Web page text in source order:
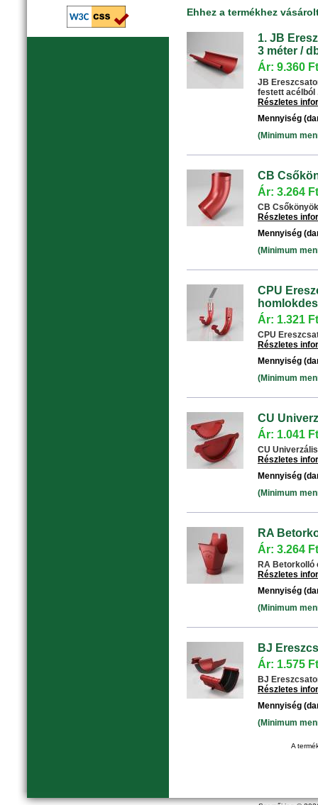
Ehhez a termékhez
1. JB
3 méter /
Ár: 9.360
JB
festett acélból
Részletes
Mennyiség
(Minimum
CB
Ár: 3.264
CB Csőkönyök
Részletes
Mennyiség
(Minimum
CPU
Ár: 1.321
CPU
Részletes
Mennyiség
(Minimum
CU
Ár: 1.041
CU
Részletes
Mennyiség
(Minimum
RA
Ár: 3.264
RA Betorkolló
Részletes
Mennyiség
(Minimum
BJ
Ár: 1.575
BJ
Részletes
Mennyiség
(Minimum
A